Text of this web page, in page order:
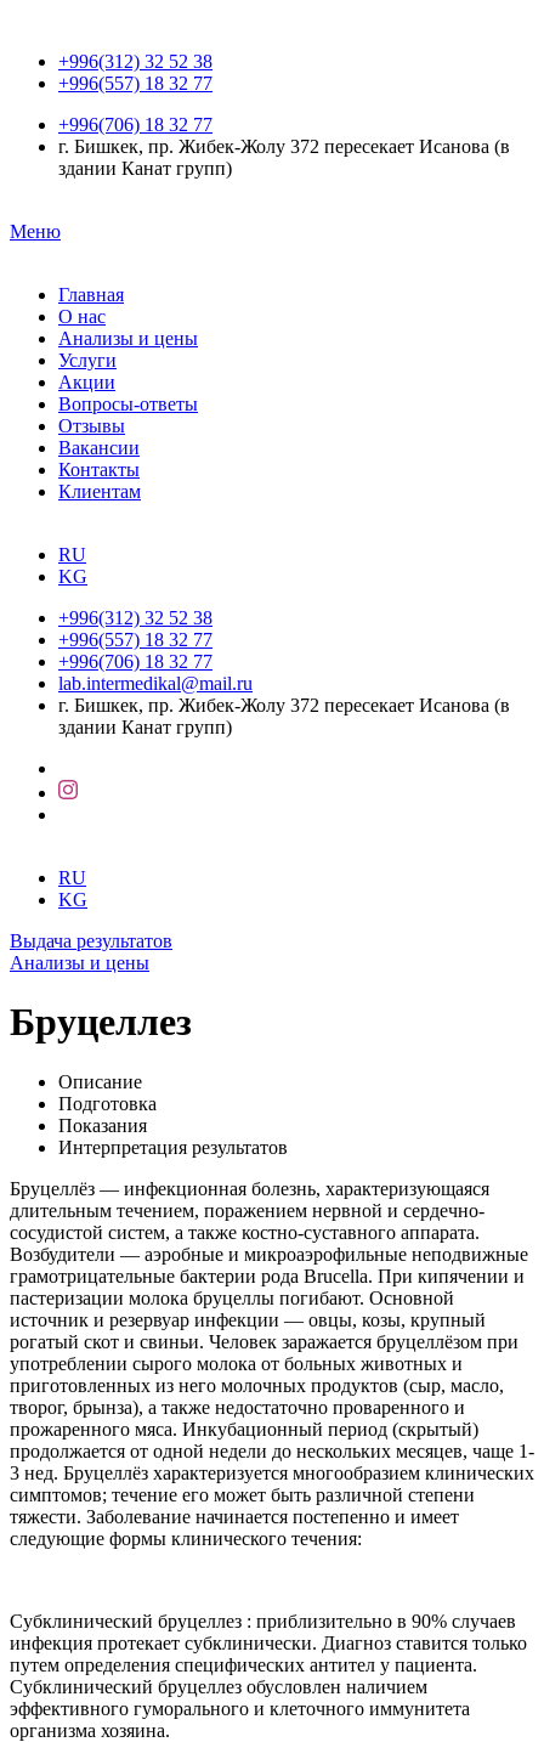
+996(312) 32 52 38
+996(557) 18 32 77
+996(706) 18 32 77
г. Бишкек, пр. Жибек-Жолу 372 пересекает Исанова (в
здании Канат групп)
Меню
Главная
О нас
Анализы и цены
Услуги
Акции
Вопросы-ответы
Отзывы
Вакансии
Контакты
Клиентам
RU
KG
+996(312) 32 52 38
+996(557) 18 32 77
+996(706) 18 32 77
lab.intermedikal@mail.ru
г. Бишкек, пр. Жибек-Жолу 372 пересекает Исанова (в
здании Канат групп)
RU
KG
Выдача результатов
Анализы и цены
Бруцеллез
Описание
Подготовка
Показания
Интерпретация результатов
Бруцеллёз — инфекционная болезнь, характеризующаяся
длительным течением, поражением нервной и сердечно-
сосудистой систем, а также костно-суставного аппарата.
Возбудители — аэробные и микроаэрофильные неподвижные
грамотрицательные бактерии рода Brucella. При кипячении и
пастеризации молока бруцеллы погибают. Основной
источник и резервуар инфекции — овцы, козы, крупный
рогатый скот и свиньи. Человек заражается бруцеллёзом при
употреблении сырого молока от больных животных и
приготовленных из него молочных продуктов (сыр, масло,
творог, брынза), а также недостаточно проваренного и
прожаренного мяса. Инкубационный период (скрытый)
продолжается от одной недели до нескольких месяцев, чаще 1-
3 нед. Бруцеллёз характеризуется многообразием клинических
симптомов; течение его может быть различной степени
тяжести. Заболевание начинается постепенно и имеет
следующие формы клинического течения:
Субклинический бруцеллез : приблизительно в 90% случаев
инфекция протекает субклинически. Диагноз ставится только
путем определения специфических антител у пациента.
Субклинический бруцеллез обусловлен наличием
эффективного гуморального и клеточного иммунитета
организма хозяина.